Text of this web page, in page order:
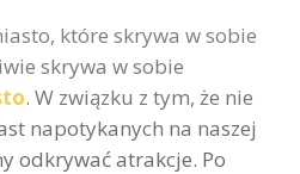
które skrywa w sobie
skrywa w sobie
. W związku z tym, że nie
napotykanych na naszej
odkrywać atrakcje. Po